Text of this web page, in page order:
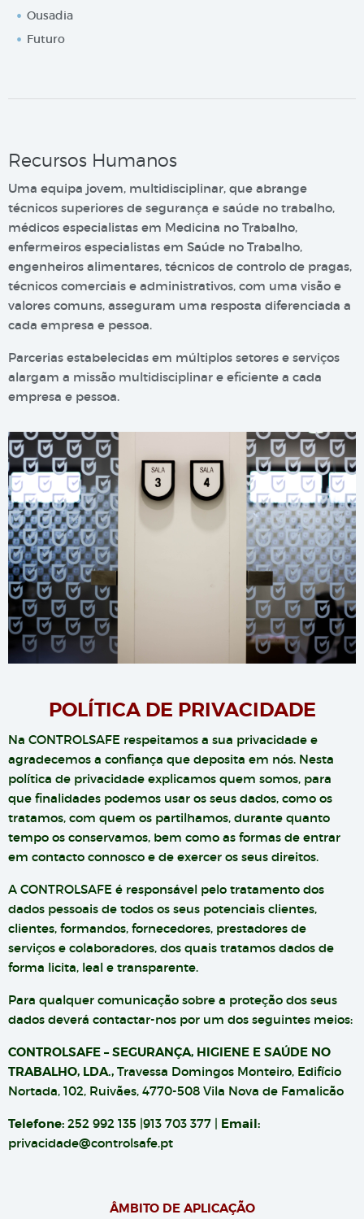
Ousadia
Futuro
Recursos Humanos
Uma equipa jovem, multidisciplinar, que abrange
técnicos superiores de segurança e saúde no trabalho,
médicos especialistas em Medicina no Trabalho,
enfermeiros especialistas em Saúde no Trabalho,
engenheiros alimentares, técnicos de controlo de pragas,
técnicos comerciais e administrativos, com uma visão e
valores comuns, asseguram uma resposta diferenciada a
cada empresa e pessoa.
Parcerias estabelecidas em múltiplos setores e serviços
alargam a missão multidisciplinar e eficiente a cada
empresa e pessoa.
POLÍTICA DE PRIVACIDADE
Na CONTROLSAFE respeitamos a sua privacidade e
agradecemos a confiança que deposita em nós. Nesta
política de privacidade explicamos quem somos, para
que finalidades podemos usar os seus dados, como os
tratamos, com quem os partilhamos, durante quanto
tempo os conservamos, bem como as formas de entrar
em contacto connosco e de exercer os seus direitos.
A CONTROLSAFE é responsável pelo tratamento dos
dados pessoais de todos os seus potenciais clientes,
clientes, formandos, fornecedores, prestadores de
serviços e colaboradores, dos quais tratamos dados de
forma licita, leal e transparente.
Para qualquer comunicação sobre a proteção dos seus
dados deverá contactar-nos por um dos seguintes meios:
CONTROLSAFE – SEGURANÇA, HIGIENE E SAÚDE NO
TRABALHO, LDA., Travessa Domingos Monteiro, Edifício
Nortada, 102, Ruivães, 4770-508 Vila Nova de Famalicão
Telefone: 252 992 135 |913 703 377 | Email:
privacidade@controlsafe.pt
ÂMBITO DE APLICAÇÃO